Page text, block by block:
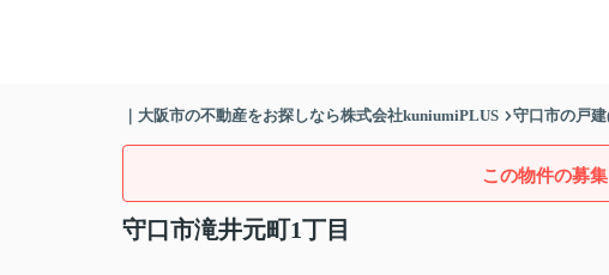
｜大阪市の不動産をお探しなら株式会社kuniumiPLUS 守口市の戸
この物件の募
守口市滝井元町1丁目